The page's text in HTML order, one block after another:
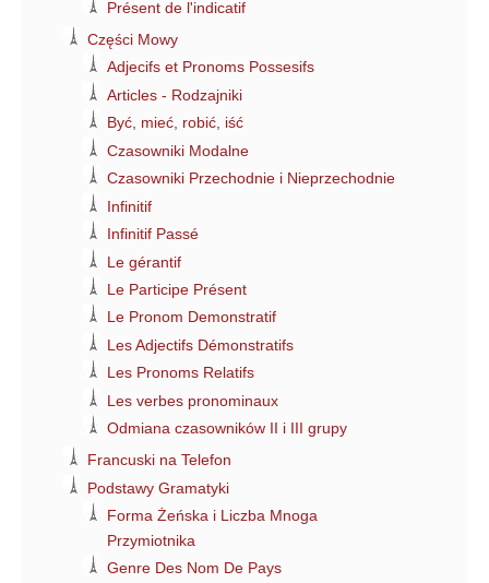
Présent de l'indicatif
Części Mowy
Adjecifs et Pronoms Possesifs
Articles - Rodzajniki
Być, mieć, robić, iść
Czasowniki Modalne
Czasowniki Przechodnie i Nieprzechodnie
Infinitif
Infinitif Passé
Le gérantif
Le Participe Présent
Le Pronom Demonstratif
Les Adjectifs Démonstratifs
Les Pronoms Relatifs
Les verbes pronominaux
Odmiana czasowników II i III grupy
Francuski na Telefon
Podstawy Gramatyki
Forma Żeńska i Liczba Mnoga
Przymiotnika
Genre Des Nom De Pays